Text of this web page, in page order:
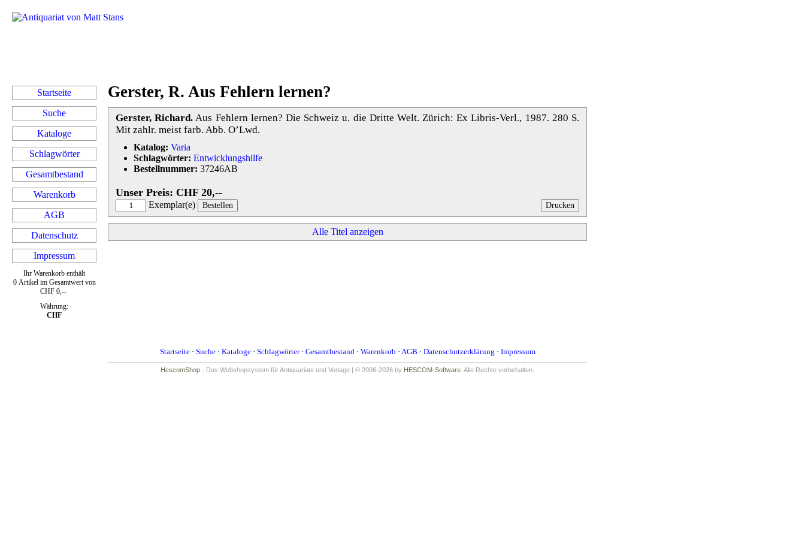
Startseite
Suche
Kataloge
Schlagwörter
Gesamtbestand
Warenkorb
AGB
Datenschutz
Impressum
Ihr Warenkorb enthält
0 Artikel im Gesamtwert von
CHF 0,--
Währung:
CHF
Gerster, R. Aus Fehlern lernen?
Gerster, Richard. Aus Fehlern lernen? Die Schweiz u. die Dritte Welt. Zürich: Ex Libris-Verl., 1987. 280 S.
Mit zahlr. meist farb. Abb. O’Lwd.
Katalog: Varia
Schlagwörter: Entwicklungshilfe
Bestellnummer: 37246AB
Unser Preis: CHF 20,--
Exemplar(e)
Alle Titel anzeigen
Startseite· Suche· Kataloge· Schlagwörter· Gesamtbestand· Warenkorb · AGB · Datenschutzerklärung · Impressum
HescomShop - Das Webshopsystem für Antiquariate und Verlage | © 2006-2026 by HESCOM-Software . Alle Rechte vorbehalten.